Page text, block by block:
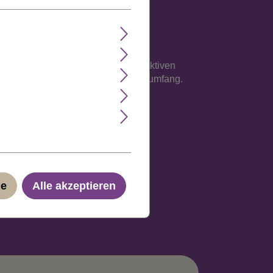
auf einem atmungsaktiven
an, maximal jedoch 62 cm Kopfumfang.
Alle akzeptieren